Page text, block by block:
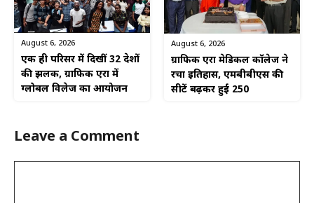
August 6, 2026
एक ही परिसर में दिखीं 32 देशों
की झलक, ग्राफिक एरा में
ग्लोबल विलेज का आयोजन
August 6, 2026
ग्राफिक एरा मेडिकल कॉलेज ने
रचा इतिहास, एमबीबीएस की
सीटें बढ़कर हुईं 250
Leave a Comment